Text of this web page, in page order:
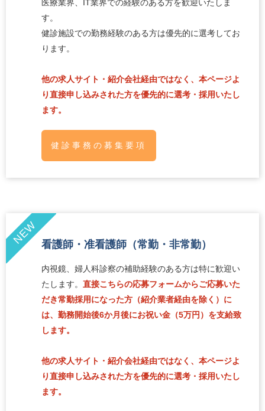
医療業界、IT業界での経験のある方を歓迎いたしま
す。
健診施設での勤務経験のある方は優先的に選考してお
ります。
他の求人サイト・紹介会社経由ではなく、本ページよ
り直接申し込みされた方を優先的に選考・採用いたし
ます。
健診事務の募集要項
NEW 看護師・准看護師（常勤・非常勤）
内視鏡、婦人科診察の補助経験のある方は特に歓迎い
たします。 直接こちらの応募フォームからご応募いた
だき常勤採用になった方（紹介業者経由を除く）に
は、勤務開始後6か月後にお祝い金（5万円）を支給致
します。
他の求人サイト・紹介会社経由ではなく、本ページよ
り直接申し込みされた方を優先的に選考・採用いたし
ます。